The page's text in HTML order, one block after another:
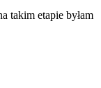
takim etapie byłam